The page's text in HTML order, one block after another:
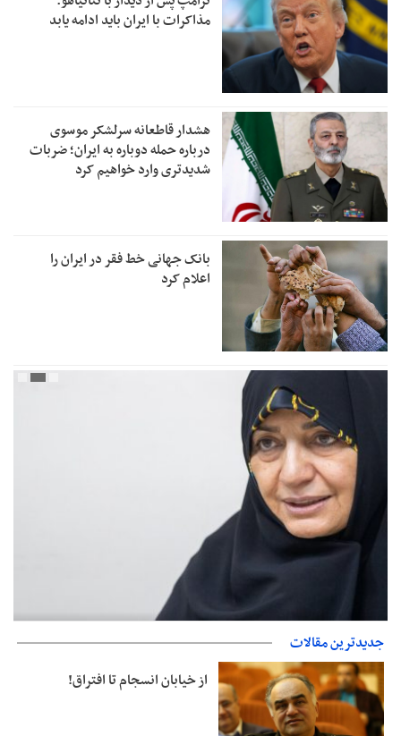
مذاکرات با ایران باید ادامه یابد
هشدار قاطعانه سرلشکر موسوی
درباره حمله دوباره به ایران؛ ضربات
شدیدتری وارد خواهیم کرد
بانک جهانی خط فقر در ایران را
اعلام کرد
صدورگواهینامه موتورسیکلت برای زنان؛ در آینده نزدیک/ تردد بانوان با
موتور به‌ صرفه‌تر است
جدیدترین مقالات
از خیابان انسجام تا افتراق!